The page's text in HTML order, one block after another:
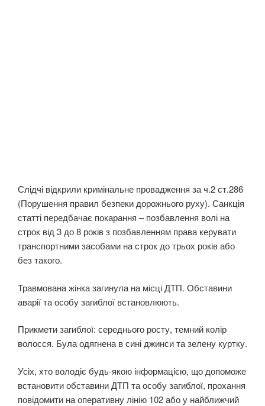
Слідчі відкрили кримінальне провадження за ч.2 ст.286
(Порушення правил безпеки дорожнього руху). Санкція
статті передбачає покарання – позбавлення волі на
строк від 3 до 8 років з позбавленням права керувати
транспортними засобами на строк до трьох років або
без такого.
Травмована жінка загинула на місці ДТП. Обставини
аварії та особу загиблої встановлюють.
Прикмети загиблої: середнього росту, темний колір
волосся. Була одягнена в сині джинси та зелену куртку.
Усіх, хто володіє будь-якою інформацією, що допоможе
встановити обставини ДТП та особу загиблої, прохання
повідомити на оперативну лінію 102 або у найближчий